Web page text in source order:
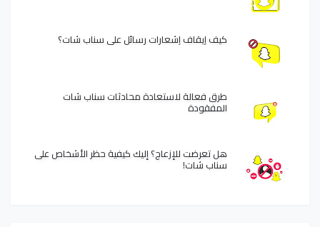
كيف إيقاف إشعارات رسائل على سناب شات؟
طرق فعالة لاستعادة محادثات سناب شات
المفقودة
هل تعرضت للإزعاج؟ إليك كيفية حظر الأشخاص على
سناب شات!